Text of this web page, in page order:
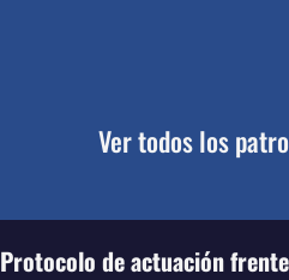
Ver todos los
Protocolo de actuación